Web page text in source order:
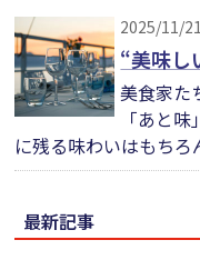
2025/11/21
“美味し
美食家た
「あと
に残る味わいはもちろ
最新記事